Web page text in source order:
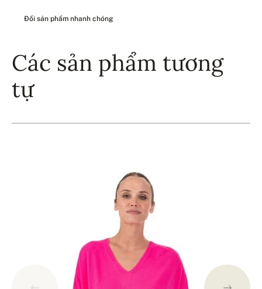
Đổi sản phẩm nhanh chóng
Các sản phẩm tương
tự